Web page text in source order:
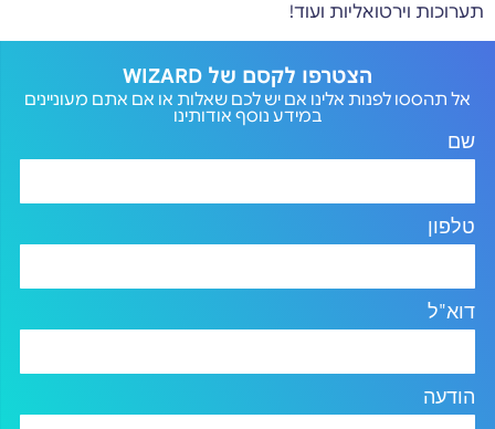
תערוכות וירטואליות ועוד!
הצטרפו לקסם של WIZARD
אל תהססו לפנות אלינו אם יש לכם שאלות או אם אתם מעוניינים
במידע נוסף אודותינו
שם
טלפון
דוא"ל
הודעה